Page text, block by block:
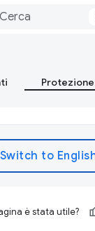
è stata utile?